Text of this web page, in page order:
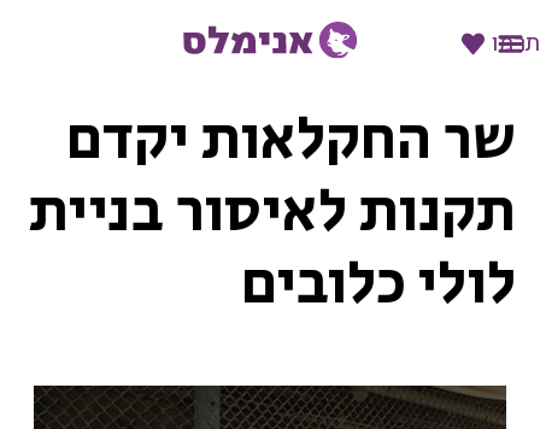
תרמו
שר החקלאות יקדם
תקנות לאיסור בניית
לולי כלובים